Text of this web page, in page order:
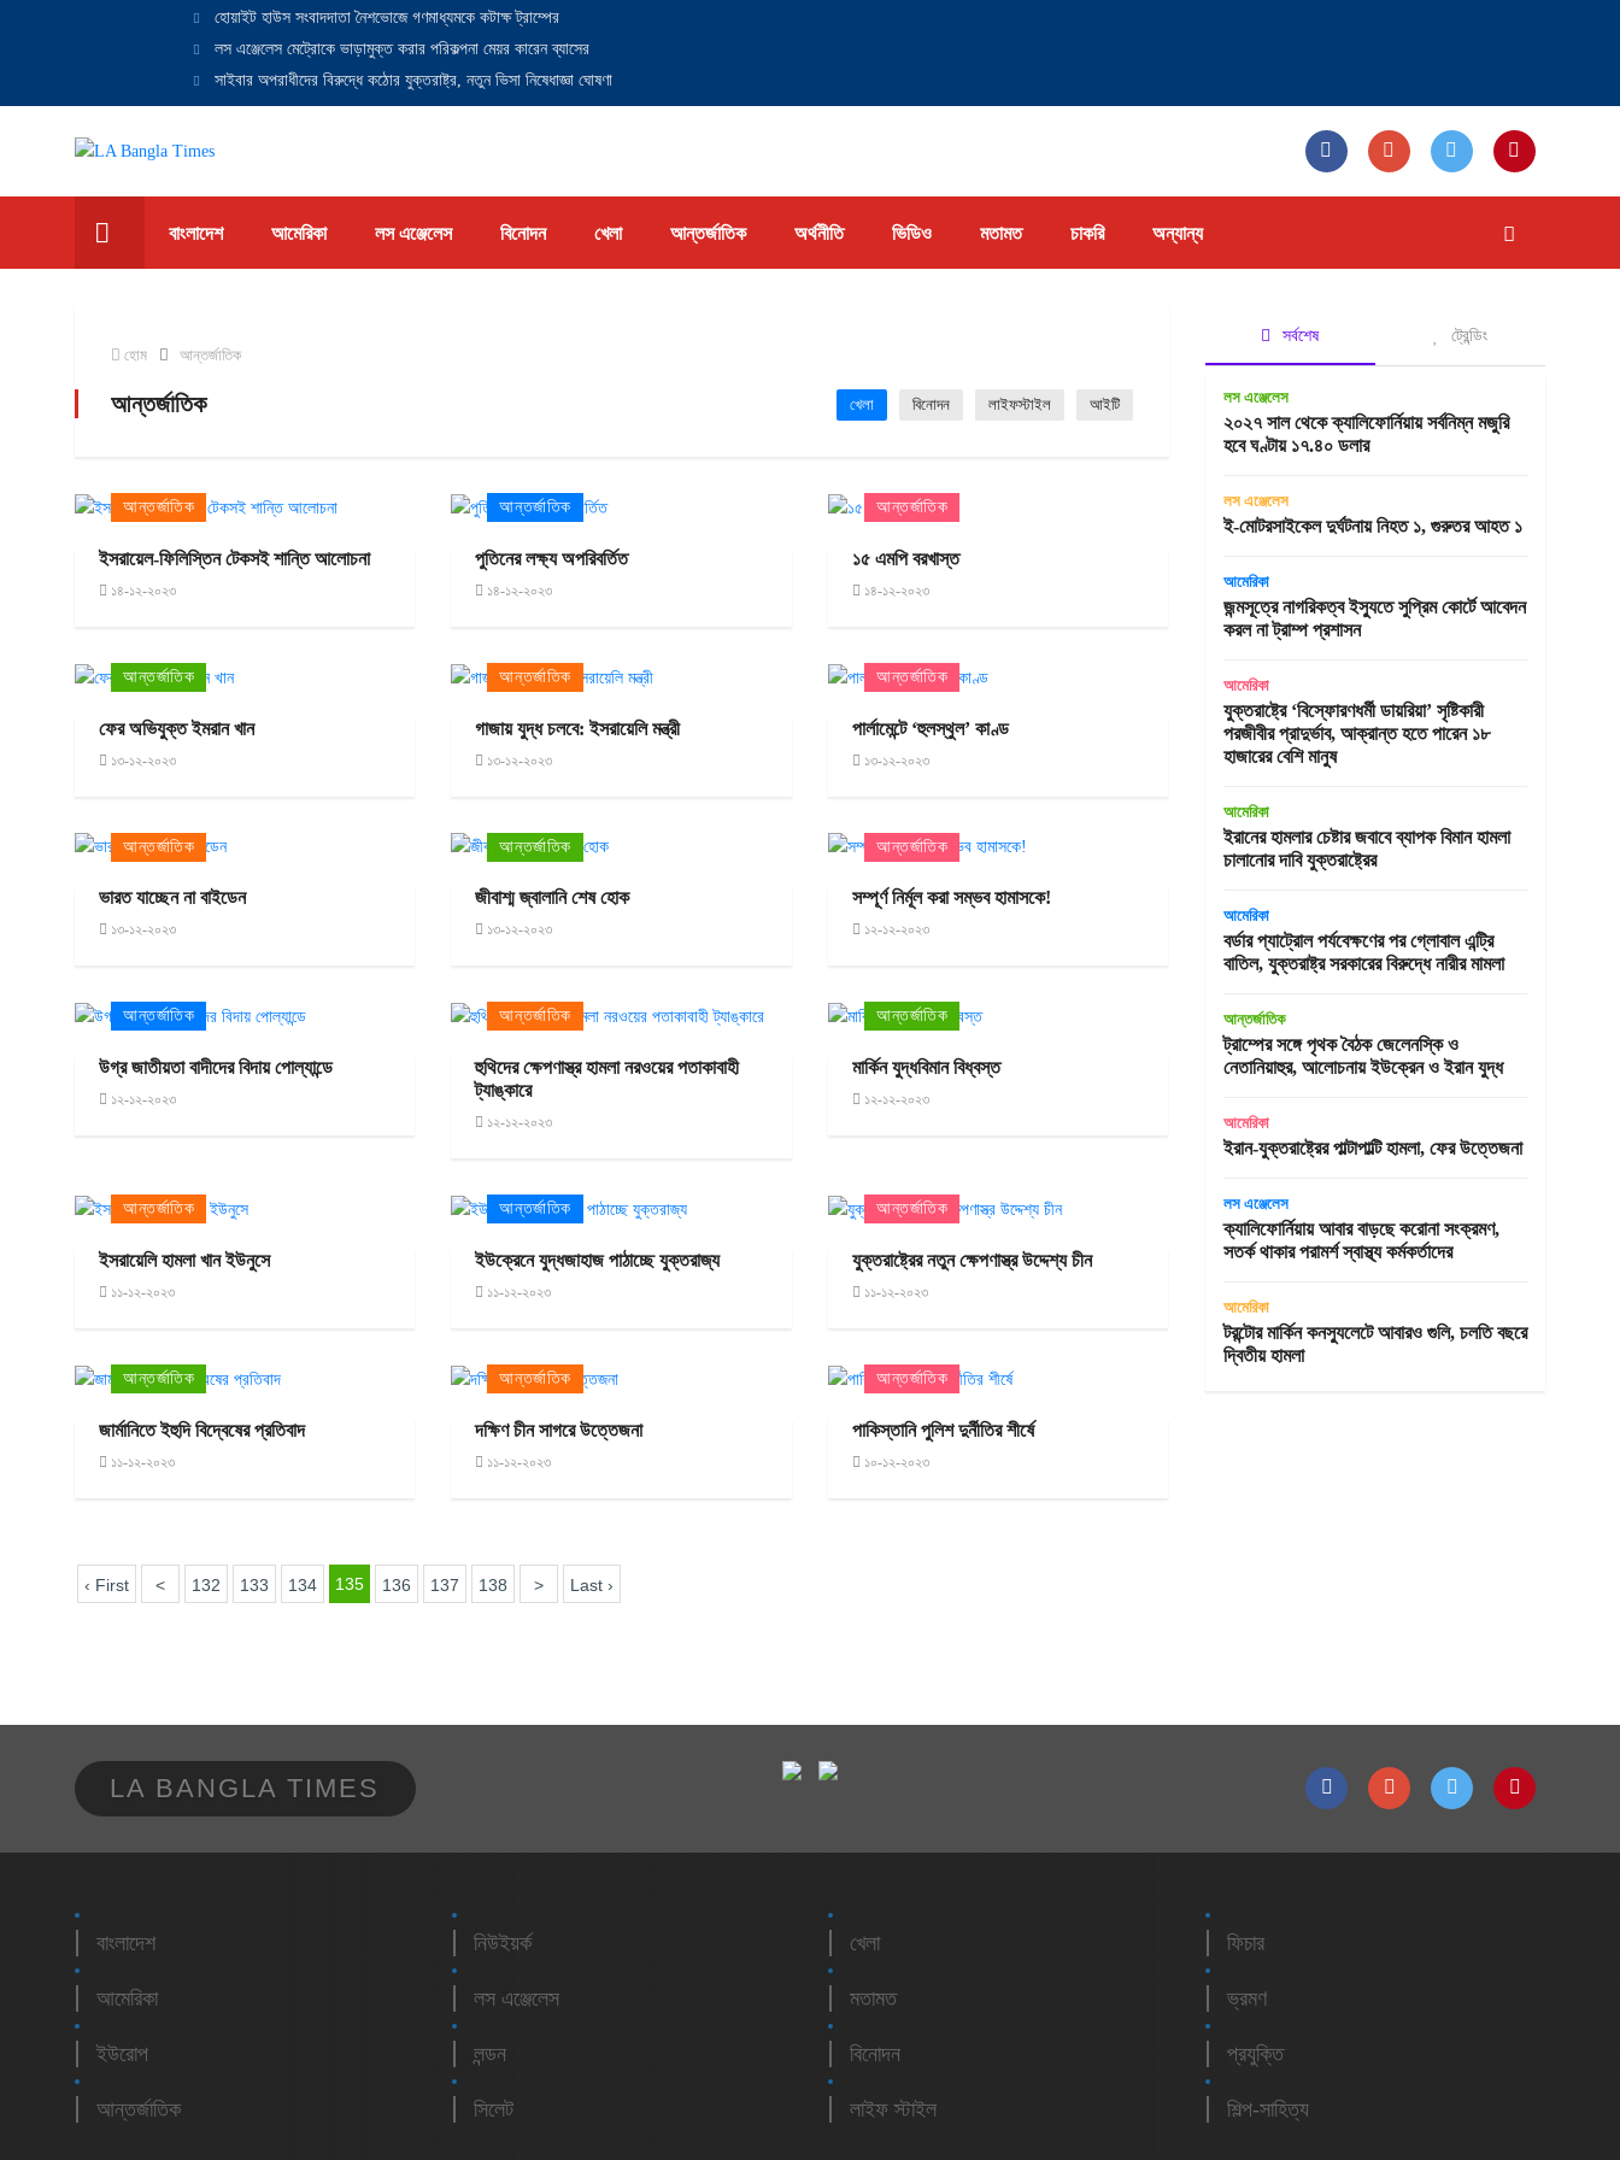
হোয়াইট হাউস সংবাদদাতা নৈশভোজে গণমাধ্যমকে কটাক্ষ ট্রাম্পের
লস এঞ্জেলেস মেট্রোকে ভাড়ামুক্ত করার পরিকল্পনা মেয়র কারেন ব্যাসের
সাইবার অপরাধীদের বিরুদ্ধে কঠোর যুক্তরাষ্ট্র, নতুন ভিসা নিষেধাজ্ঞা ঘোষণা
বাংলাদেশ আমেরিকা লস এঞ্জেলেস বিনোদন খেলা আন্তর্জাতিক অর্থনীতি ভিডিও মতামত চাকরি অন্যান্য
হোম আন্তর্জাতিক
আন্তর্জাতিক খেলা বিনোদন লাইফস্টাইল আইটি
আন্তর্জাতিক
ইসরায়েল-ফিলিস্তিন টেকসই শান্তি আলোচনা
১৪-১২-২০২৩
আন্তর্জাতিক
পুতিনের লক্ষ্য অপরিবর্তিত
১৪-১২-২০২৩
আন্তর্জাতিক
১৫ এমপি বরখাস্ত
১৪-১২-২০২৩
আন্তর্জাতিক
ফের অভিযুক্ত ইমরান খান
১৩-১২-২০২৩
আন্তর্জাতিক
গাজায় যুদ্ধ চলবে: ইসরায়েলি মন্ত্রী
১৩-১২-২০২৩
আন্তর্জাতিক
পার্লামেন্টে ‘হুলস্থুল’ কাণ্ড
১৩-১২-২০২৩
আন্তর্জাতিক
ভারত যাচ্ছেন না বাইডেন
১৩-১২-২০২৩
আন্তর্জাতিক
জীবাশ্ম জ্বালানি শেষ হোক
১৩-১২-২০২৩
আন্তর্জাতিক
সম্পূর্ণ নির্মূল করা সম্ভব হামাসকে!
১২-১২-২০২৩
আন্তর্জাতিক
উগ্র জাতীয়তা বাদীদের বিদায় পোল্যান্ডে
১২-১২-২০২৩
আন্তর্জাতিক
হুথিদের ক্ষেপণাস্ত্র হামলা নরওয়ের পতাকাবাহী
ট্যাঙ্কারে
১২-১২-২০২৩
আন্তর্জাতিক
মার্কিন যুদ্ধবিমান বিধ্বস্ত
১২-১২-২০২৩
আন্তর্জাতিক
ইসরায়েলি হামলা খান ইউনুসে
১১-১২-২০২৩
আন্তর্জাতিক
ইউক্রেনে যুদ্ধজাহাজ পাঠাচ্ছে যুক্তরাজ্য
১১-১২-২০২৩
আন্তর্জাতিক
যুক্তরাষ্ট্রের নতুন ক্ষেপণাস্ত্র উদ্দেশ্য চীন
১১-১২-২০২৩
আন্তর্জাতিক
জার্মানিতে ইহুদি বিদ্বেষের প্রতিবাদ
১১-১২-২০২৩
আন্তর্জাতিক
দক্ষিণ চীন সাগরে উত্তেজনা
১১-১২-২০২৩
আন্তর্জাতিক
পাকিস্তানি পুলিশ দুর্নীতির শীর্ষে
১০-১২-২০২৩
‹ First < 132 133 134 135 136 137 138 > Last ›
সর্বশেষ ট্রেন্ডিং
লস এঞ্জেলেস
২০২৭ সাল থেকে ক্যালিফোর্নিয়ায় সর্বনিম্ন মজুরি
হবে ঘণ্টায় ১৭.৪০ ডলার
লস এঞ্জেলেস
ই-মোটরসাইকেল দুর্ঘটনায় নিহত ১, গুরুতর আহত ১
আমেরিকা
জন্মসূত্রে নাগরিকত্ব ইস্যুতে সুপ্রিম কোর্টে আবেদন
করল না ট্রাম্প প্রশাসন
আমেরিকা
যুক্তরাষ্ট্রে ‘বিস্ফোরণধর্মী ডায়রিয়া’ সৃষ্টিকারী
পরজীবীর প্রাদুর্ভাব, আক্রান্ত হতে পারেন ১৮
হাজারের বেশি মানুষ
আমেরিকা
ইরানের হামলার চেষ্টার জবাবে ব্যাপক বিমান হামলা
চালানোর দাবি যুক্তরাষ্ট্রের
আমেরিকা
বর্ডার প্যাট্রোল পর্যবেক্ষণের পর গ্লোবাল এন্ট্রি
বাতিল, যুক্তরাষ্ট্র সরকারের বিরুদ্ধে নারীর মামলা
আন্তর্জাতিক
ট্রাম্পের সঙ্গে পৃথক বৈঠক জেলেনস্কি ও
নেতানিয়াহুর, আলোচনায় ইউক্রেন ও ইরান যুদ্ধ
আমেরিকা
ইরান-যুক্তরাষ্ট্রের পাল্টাপাল্টি হামলা, ফের উত্তেজনা
লস এঞ্জেলেস
ক্যালিফোর্নিয়ায় আবার বাড়ছে করোনা সংক্রমণ,
সতর্ক থাকার পরামর্শ স্বাস্থ্য কর্মকর্তাদের
আমেরিকা
টরন্টোর মার্কিন কনস্যুলেটে আবারও গুলি, চলতি বছরে
দ্বিতীয় হামলা
LA BANGLA TIMES
বাংলাদেশ
আমেরিকা
ইউরোপ
আন্তর্জাতিক
নিউইয়র্ক
লস এঞ্জেলেস
লন্ডন
সিলেট
খেলা
মতামত
বিনোদন
লাইফ স্টাইল
ফিচার
ভ্রমণ
প্রযুক্তি
শিল্প-সাহিত্য